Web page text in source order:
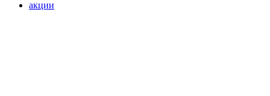
акции